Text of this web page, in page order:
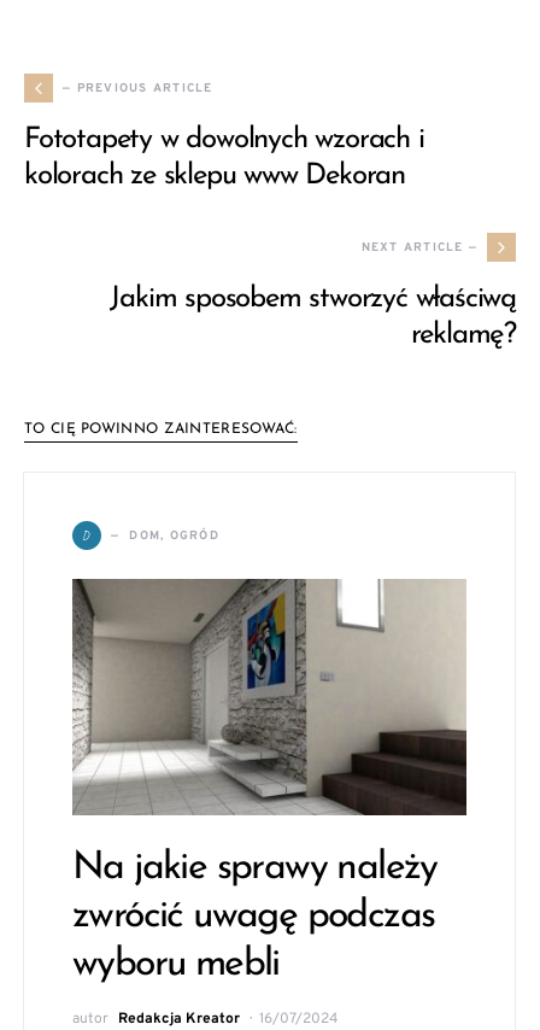
— PREVIOUS ARTICLE
Fototapety w dowolnych wzorach i
kolorach ze sklepu www Dekoran
NEXT ARTICLE —
Jakim sposobem stworzyć właściwą
reklamę?
TO CIĘ POWINNO ZAINTERESOWAĆ:
D DOM, OGRÓD
Na jakie sprawy należy
zwrócić uwagę podczas
wyboru mebli
autor Redakcja Kreator 16/07/2024